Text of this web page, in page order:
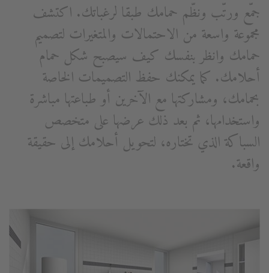
جمّع ورتّب ونظّم حمامك طبقا لرغباتك. اكتشف
مجموعة واسعة من الاحتمالات والمتغيرات لتصميم
حمامك وانظر بنفسك كيف سيصبح شكل حمام
أحلامك. كما يمكنك حفظ التصميمات الخاصة
بحمامك، ومشاركتها مع الآخرين أو طباعتها مباشرة
واستخدامها، ثم بعد ذلك عرضها على متخصص
السباكة الذي تختاره، لتحويل أحلامك إلى حقيقة
واقعة.